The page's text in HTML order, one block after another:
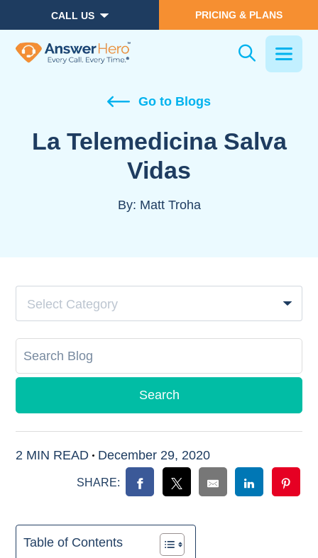
CALL US PRICING & PLANS
Go to Blogs
La Telemedicina Salva
Vidas
By: Matt Troha
Select Category
2 MIN READ December 29, 2020
SHARE:
Table of Contents